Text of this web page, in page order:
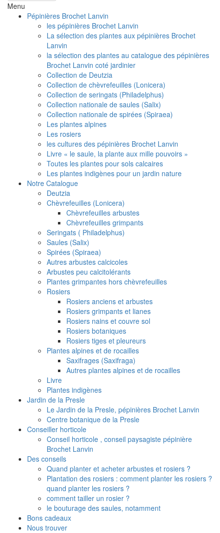
Menu
Pépinières Brochet Lanvin
les pépinières Brochet Lanvin
La sélection des plantes aux pépinières Brochet
Lanvin
la sélection des plantes au catalogue des pépinières
Brochet Lanvin coté jardinier
Collection de Deutzia
Collection de chèvrefeuilles (Lonicera)
Collection de seringats (Philadelphus)
Collection nationale de saules (Salix)
Collection nationale de spirées (Spiraea)
Les plantes alpines
Les rosiers
les cultures des pépinières Brochet Lanvin
Livre « le saule, la plante aux mille pouvoirs »
Toutes les plantes pour sols calcaires
Les plantes indigènes pour un jardin nature
Notre Catalogue
Deutzia
Chèvrefeuilles (Lonicera)
Chèvrefeuilles arbustes
Chèvrefeuilles grimpants
Seringats ( Philadelphus)
Saules (Salix)
Spirées (Spiraea)
Autres arbustes calcicoles
Arbustes peu calcitolérants
Plantes grimpantes hors chèvrefeuilles
Rosiers
Rosiers anciens et arbustes
Rosiers grimpants et lianes
Rosiers nains et couvre sol
Rosiers botaniques
Rosiers tiges et pleureurs
Plantes alpines et de rocailles
Saxifrages (Saxifraga)
Autres plantes alpines et de rocailles
Livre
Plantes indigènes
Jardin de la Presle
Le Jardin de la Presle, pépinières Brochet Lanvin
Centre botanique de la Presle
Conseiller horticole
Conseil horticole , conseil paysagiste pépinière
Brochet Lanvin
Des conseils
Quand planter et acheter arbustes et rosiers ?
Plantation des rosiers : comment planter les rosiers ?
quand planter les rosiers ?
comment tailler un rosier ?
le bouturage des saules, notamment
Bons cadeaux
Nous trouver